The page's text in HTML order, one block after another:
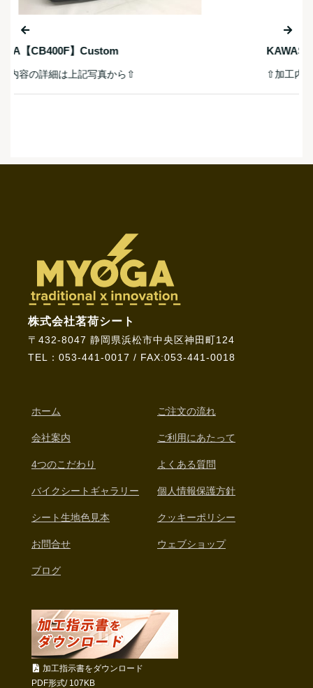
KAWASAKI【Z1000R】Custom
⇧加工内容の詳細は上記写真から⇧
株式会社茗荷シート
〒432-8047 静岡県浜松市中央区神田町124
TEL：053-441-0017 / FAX:053-441-0018
ホーム ご注文の流れ
会社案内 ご利用にあたって
4つのこだわり よくある質問
バイクシートギャラリー 個人情報保護方針
シート生地色見本 クッキーポリシー
お問合せ ウェブショップ
ブログ
加工指示書をダウンロード
PDF形式/ 107KB